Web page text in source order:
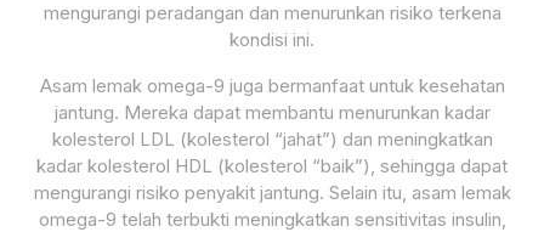
mengurangi peradangan dan menurunkan risiko terkena
kondisi ini.
Asam lemak omega-9 juga bermanfaat untuk kesehatan
jantung. Mereka dapat membantu menurunkan kadar
kolesterol LDL (kolesterol “jahat”) dan meningkatkan
kadar kolesterol HDL (kolesterol “baik”), sehingga dapat
mengurangi risiko penyakit jantung. Selain itu, asam lemak
omega-9 telah terbukti meningkatkan sensitivitas insulin,